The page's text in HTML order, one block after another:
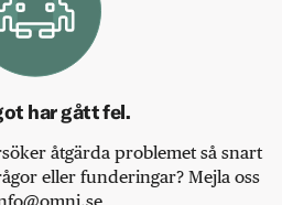
har gått fel.
åtgärda problemet så snart
eller funderingar? Mejla oss